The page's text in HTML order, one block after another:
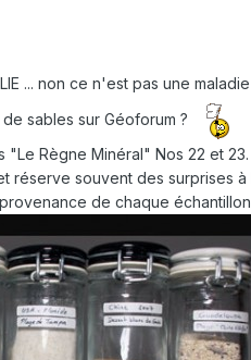
... non ce n'est pas une
sables sur Géoforum ?
"Le Règne Minéral" Nos 22 et 23.
réserve souvent des surprises
de chaque